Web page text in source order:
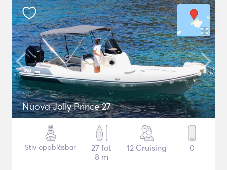
Nuova Jolly Prince 27
Stiv oppblåsbar
27 fot
8 m
12 Cruising 0